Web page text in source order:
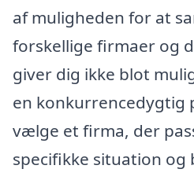
af muligheden for at
forskellige firmaer og
giver dig ikke blot
en konkurrencedygtig
vælge et firma, der
specifikke situation og